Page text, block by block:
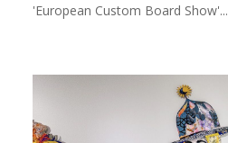
'European Custom Board Show'...